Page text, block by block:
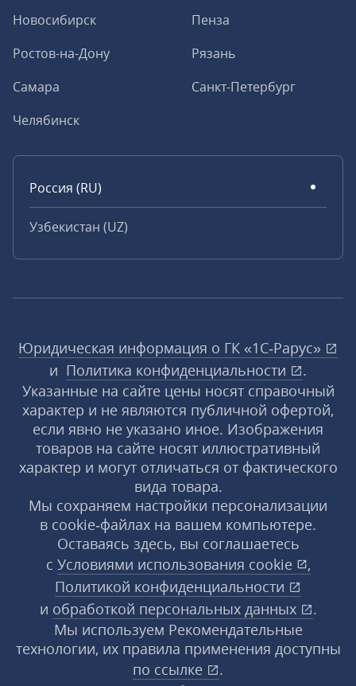
Новосибирск
Пенза
Ростов-на-Дону
Рязань
Самара
Санкт-Петербург
Челябинск
Россия (RU)
Узбекистан (UZ)
Юридическая информация о ГК «1С‑Рарус»
и Политика конфиденциальности
.
Указанные на сайте цены носят справочный
характер и не являются публичной офертой,
если явно не указано иное. Изображения
товаров на сайте носят иллюстративный
характер и могут отличаться от фактического
вида товара.
Мы сохраняем настройки персонализации
в cookie‑файлах на вашем компьютере.
Оставаясь здесь, вы соглашаетесь
с Условиями использования cookie
,
Политикой конфиденциальности
и обработкой персональных данных
.
Мы используем Рекомендательные
технологии, их правила применения доступны
по ссылке
.